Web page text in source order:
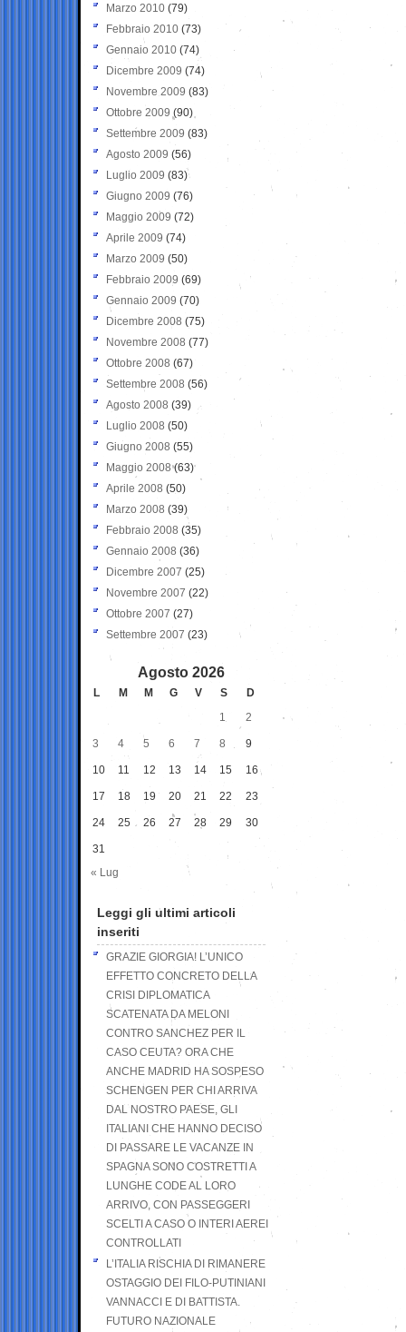
Marzo 2010 (79)
Febbraio 2010 (73)
Gennaio 2010 (74)
Dicembre 2009 (74)
Novembre 2009 (83)
Ottobre 2009 (90)
Settembre 2009 (83)
Agosto 2009 (56)
Luglio 2009 (83)
Giugno 2009 (76)
Maggio 2009 (72)
Aprile 2009 (74)
Marzo 2009 (50)
Febbraio 2009 (69)
Gennaio 2009 (70)
Dicembre 2008 (75)
Novembre 2008 (77)
Ottobre 2008 (67)
Settembre 2008 (56)
Agosto 2008 (39)
Luglio 2008 (50)
Giugno 2008 (55)
Maggio 2008(63)
Aprile 2008 (50)
Marzo 2008 (39)
Febbraio 2008 (35)
Gennaio 2008 (36)
Dicembre 2007 (25)
Novembre 2007 (22)
Ottobre 2007 (27)
Settembre 2007 (23)
Agosto 2026
L M M G V S
D
1
2
3 4 5 6 7 8 9
10 11 12 13 14 15 16
17 18 19 20 21 22 23
24 25 26 27 28 29 30
31
« Lug
Leggi gli ultimi articoli
inseriti
GRAZIE GIORGIA! L’UNICO
EFFETTO CONCRETO DELLA
CRISI DIPLOMATICA
SCATENATA DA MELONI
CONTRO SANCHEZ PER IL
CASO CEUTA? ORA CHE
ANCHE MADRID HA SOSPESO
SCHENGEN PER CHI ARRIVA
DAL NOSTRO PAESE, GLI
ITALIANI CHE HANNO DECISO
DI PASSARE LE VACANZE IN
SPAGNA SONO COSTRETTI A
LUNGHE CODE AL LORO
ARRIVO, CON PASSEGGERI
SCELTI A CASO O INTERI AEREI
CONTROLLATI
L’ITALIA RISCHIA DI RIMANERE
OSTAGGIO DEI FILO-PUTINIANI
VANNACCI E DI BATTISTA.
FUTURO NAZIONALE